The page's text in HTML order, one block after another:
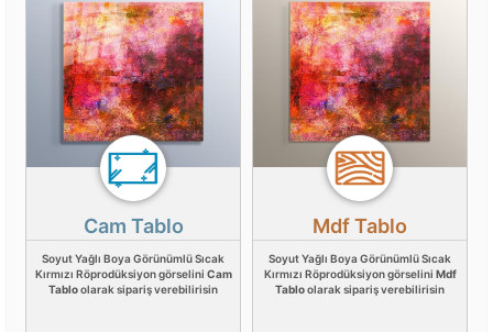
Cam Tablo
Soyut Yağlı Boya Görünümlü Sıcak
Kırmızı Röprodüksiyon görselini Cam
Tabloolarak sipariş verebilirisin
Mdf Tablo
Soyut Yağlı Boya Görünümlü Sıcak
Kırmızı Röprodüksiyon görselini Mdf
Tabloolarak sipariş verebilirisin